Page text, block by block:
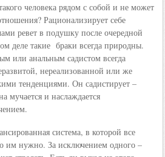
человека рядом с собой и не может
Рационализирует себе
ревет в подушку после очередной
деле такие браки всегда природны.
или анальным садистом всегда
нереализованной или же
тенденциями. Он садистирует –
мучается и наслаждается
система, в которой все
им нужно. За исключением одного –